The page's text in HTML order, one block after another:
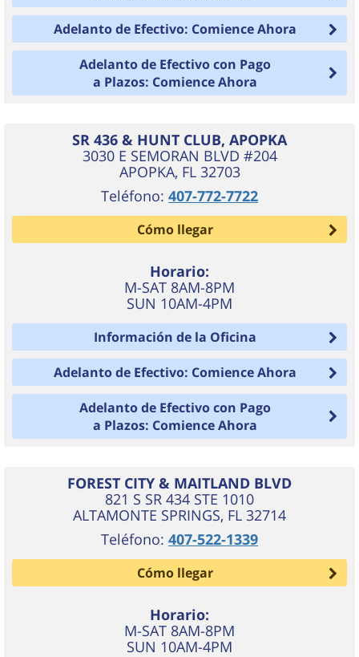
Adelanto de Efectivo: Comience Ahora
Adelanto de Efectivo con Pago
a Plazos: Comience Ahora
SR 436 & HUNT CLUB, APOPKA
3030 E SEMORAN BLVD #204
APOPKA, FL 32703
Teléfono: 407-772-7722
Cómo llegar
Horario:
M-SAT 8AM-8PM
SUN 10AM-4PM
Información de la Oficina
Adelanto de Efectivo: Comience Ahora
Adelanto de Efectivo con Pago
a Plazos: Comience Ahora
FOREST CITY & MAITLAND BLVD
821 S SR 434 STE 1010
ALTAMONTE SPRINGS, FL 32714
Teléfono: 407-522-1339
Cómo llegar
Horario:
M-SAT 8AM-8PM
SUN 10AM-4PM